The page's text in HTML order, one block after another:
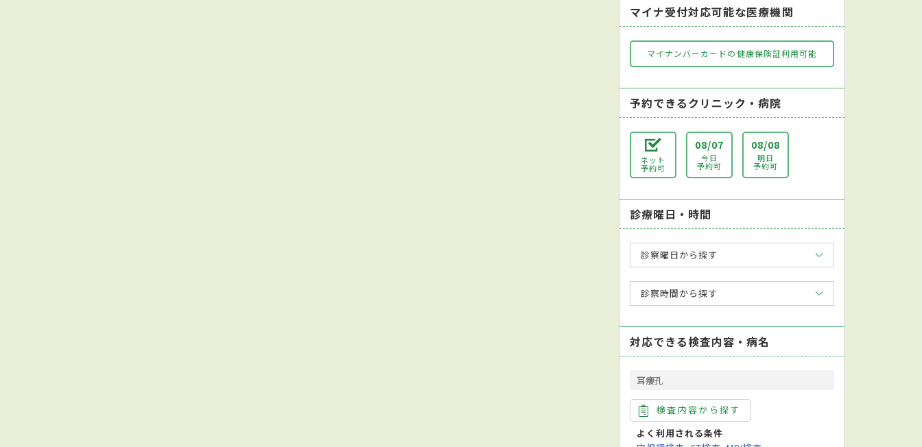
マイナ受付対応可能な医療機関
マイナンバーカードの健康保険証利用可能
予約できるクリニック・病院
ネット
予約可
08/07
今日
予約可
08/08
明日
予約可
診療曜日・時間
診察曜日から探す
診察時間から探す
対応できる検査内容・病名
耳瘻孔
検査内容から探す
よく利用される条件